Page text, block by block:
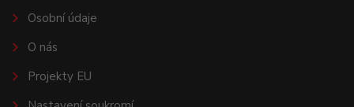
Osobní údaje
O nás
Projekty EU